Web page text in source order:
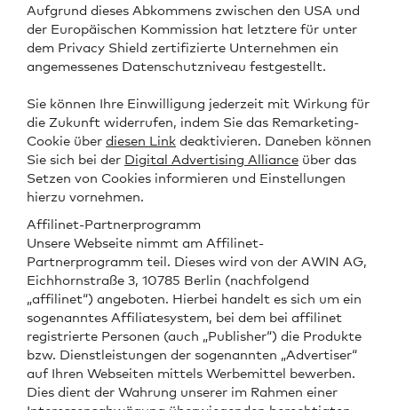
Aufgrund dieses Abkommens zwischen den USA und
der Europäischen Kommission hat letztere für unter
dem Privacy Shield zertifizierte Unternehmen ein
angemessenes Datenschutzniveau festgestellt.
Sie können Ihre Einwilligung jederzeit mit Wirkung für
die Zukunft widerrufen, indem Sie das Remarketing-
Cookie über diesen Link deaktivieren. Daneben können
Sie sich bei der Digital Advertising Alliance über das
Setzen von Cookies informieren und Einstellungen
hierzu vornehmen.
Affilinet-Partnerprogramm
Unsere Webseite nimmt am Affilinet-
Partnerprogramm teil. Dieses wird von der AWIN AG,
Eichhornstraße 3, 10785 Berlin (nachfolgend
„affilinet“) angeboten. Hierbei handelt es sich um ein
sogenanntes Affiliatesystem, bei dem bei affilinet
registrierte Personen (auch „Publisher“) die Produkte
bzw. Dienstleistungen der sogenannten „Advertiser“
auf Ihren Webseiten mittels Werbemittel bewerben.
Dies dient der Wahrung unserer im Rahmen einer